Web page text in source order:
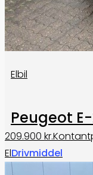
Elbil
Peugeot
209.900 kr.
ElDrivmiddel